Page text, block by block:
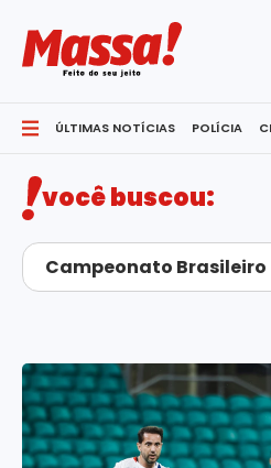
ÚLTIMAS NOTÍCIAS POLÍCIA
você buscou: